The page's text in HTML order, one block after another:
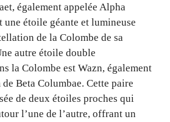
également appelée Alpha
une étoile géante et lumineuse
de la Colombe de sa
autre étoile double
la Colombe est Wazn, également
Beta Columbae. Cette paire
de deux étoiles proches qui
l’une de l’autre, offrant un